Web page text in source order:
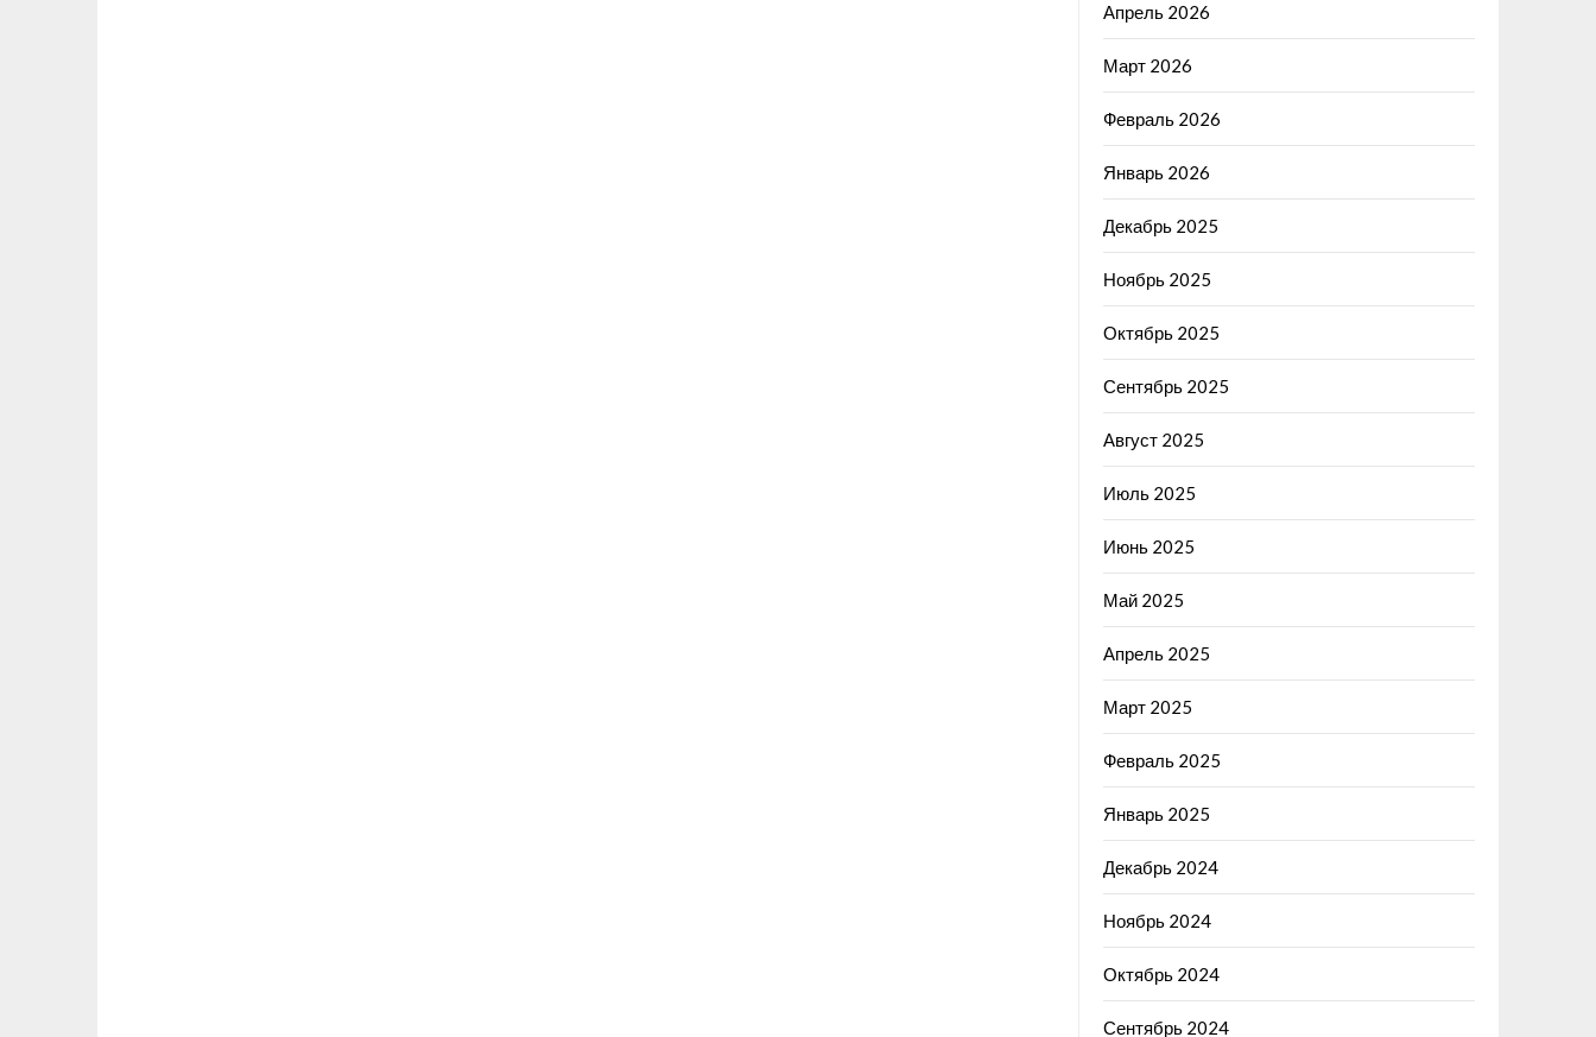
Апрель 2026
Март 2026
Февраль 2026
Январь 2026
Декабрь 2025
Ноябрь 2025
Октябрь 2025
Сентябрь 2025
Август 2025
Июль 2025
Июнь 2025
Май 2025
Апрель 2025
Март 2025
Февраль 2025
Январь 2025
Декабрь 2024
Ноябрь 2024
Октябрь 2024
Сентябрь 2024